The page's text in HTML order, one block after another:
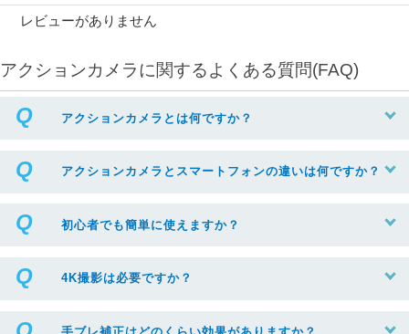
レビューがありません
アクションカメラに関するよくある質問(FAQ)
アクションカメラとは何ですか？
アクションカメラとスマートフォンの違いは何ですか？
初心者でも簡単に使えますか？
4K撮影は必要ですか？